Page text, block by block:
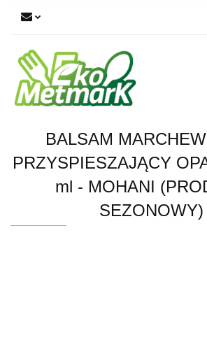
BALSAM
PRZYSPIESZAJĄCY
ml - MOHANI
SEZONOWY)